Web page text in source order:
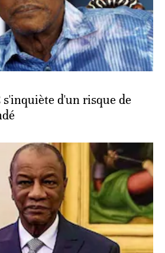
s'inquiète d'un risque de